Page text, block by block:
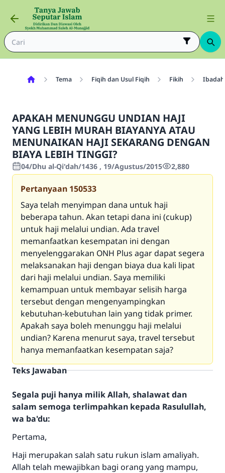
Tema Fiqih dan Usul Fiqih Fikih
APAKAH MENUNGGU UNDIAN HAJI
YANG LEBIH MURAH BIAYANYA ATAU
MENUNAIKAN HAJI SEKARANG DENGAN
BIAYA LEBIH TINGGI?
04/Dhu al-Qi'dah/1436 , 19/Agustus/2015 2,880
Pertanyaan 150533
Saya telah menyimpan dana untuk haji
beberapa tahun. Akan tetapi dana ini (cukup)
untuk haji melalui undian. Ada travel
memanfaatkan kesempatan ini dengan
menyelenggarakan ONH Plus agar dapat segera
melaksanakan haji dengan biaya dua kali lipat
dari haji melalui undian. Saya memiliki
kemampuan untuk membayar selisih harga
tersebut dengan mengenyampingkan
kebutuhan-kebutuhan lain yang tidak primer.
Apakah saya boleh menunggu haji melalui
undian? Karena menurut saya, travel tersebut
hanya memanfaatkan kesempatan saja?
Teks Jawaban
Segala puji hanya milik Allah, shalawat dan
salam semoga terlimpahkan kepada Rasulullah,
wa ba'du:
Pertama,
Haji merupakan salah satu rukun islam amaliyah.
Allah telah mewajibkan bagi orang yang mampu,